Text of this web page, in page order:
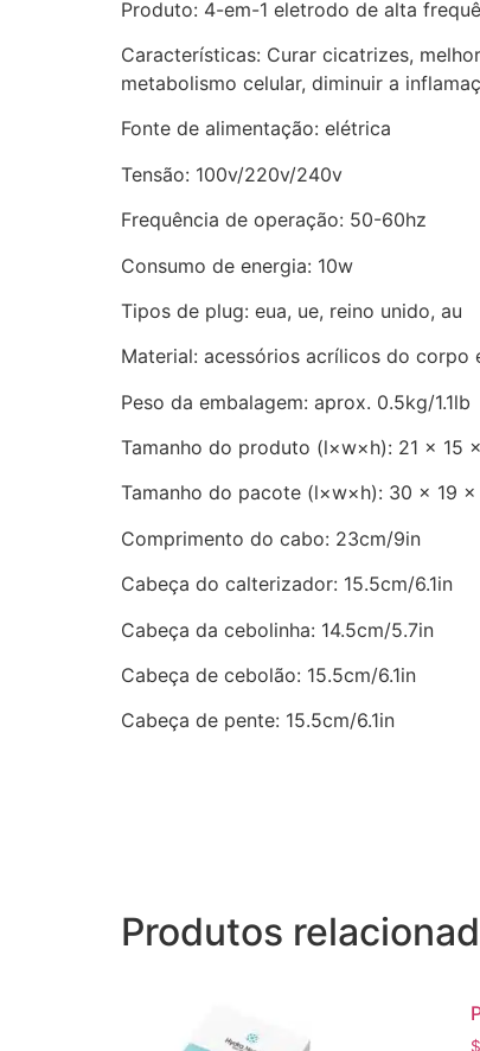
Produto: 4-em-1 eletrodo de alta
Características: Curar cicatrizes,
metabolismo celular, diminuir a
Fonte de alimentação: elétrica
Tensão: 100v/220v/240v
Frequência de operação: 50-60hz
Consumo de energia: 10w
Tipos de plug: eua, ue, reino unido, au
Material: acessórios acrílicos do corpo
Peso da embalagem: aprox. 0.5kg/1.1lb
Tamanho do produto (l×w×h): 21 × 15
Tamanho do pacote (l×w×h): 30 × 19
Comprimento do cabo: 23cm/9in
Cabeça do calterizador: 15.5cm/6.1in
Cabeça da cebolinha: 14.5cm/5.7in
Cabeça de cebolão: 15.5cm/6.1in
Cabeça de pente: 15.5cm/6.1in
Produtos
$